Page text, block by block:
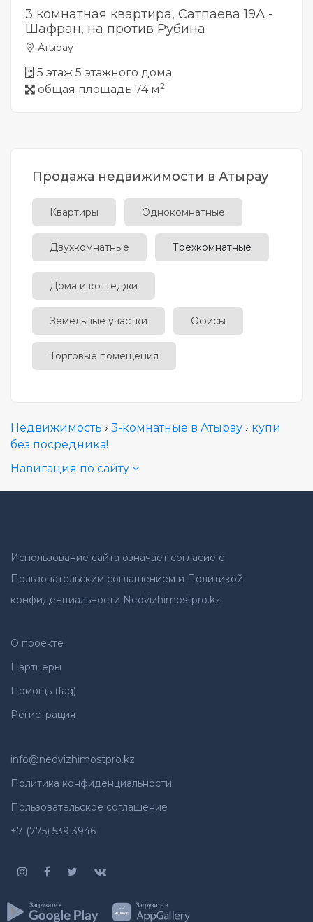
3 комнатная квартира, Сатпаева 19А -
Шафран, на против Рубина
Атырау
5 этаж 5 этажного дома
общая площадь 74 м2
Продажа недвижимости в Атырау
Квартиры Однокомнатные
Двухкомнатные Трехкомнатные
Дома и коттеджи
Земельные участки Офисы
Торговые помещения
Недвижимость › 3-комнатные в Атырау › купи
без посредника!
Навигация по сайту
Использование сайта означает согласие с
Пользовательским соглашением и Политикой
конфиденциальности Nedvizhimostpro.kz
О проекте
Партнеры
Помощь (faq)
Регистрация
info@nedvizhimostpro.kz
Политика конфиденциальности
Пользовательское соглашение
+7 (775) 539 3946